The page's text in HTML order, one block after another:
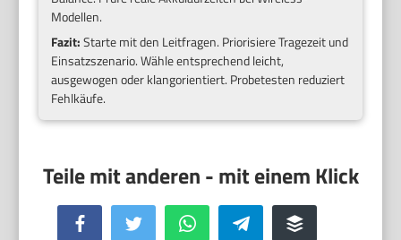
Modellen.
Fazit:Starte mit den Leitfragen. Priorisiere Tragezeit und
Einsatzszenario. Wähle entsprechend leicht,
ausgewogen oder klangorientiert. Probetesten reduziert
Fehlkäufe.
Facebook Twitter WhatsApp Telegram Buffer